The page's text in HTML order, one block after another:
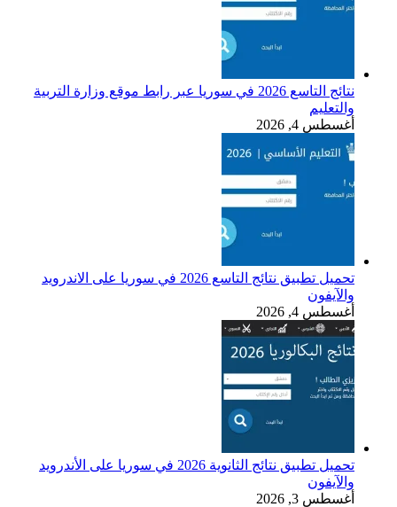
نتائج التاسع 2026 في سوريا عبر رابط موقع وزارة التربية
والتعليم
أغسطس 4, 2026
تحميل تطبيق نتائج التاسع 2026 في سوريا على الاندرويد
والآيفون
أغسطس 4, 2026
تحميل تطبيق نتائج الثانوية 2026 في سوريا على الأندرويد
والآيفون
أغسطس 3, 2026